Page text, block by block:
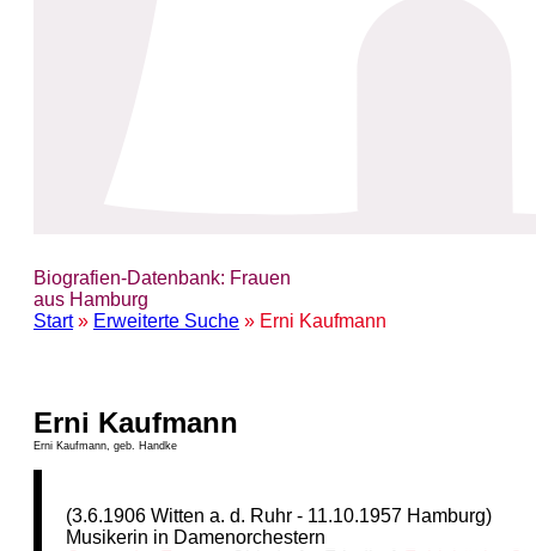
Biografien-Datenbank: Frauen
aus Hamburg
Start» Erweiterte Suche » Erni Kaufmann
Erni Kaufmann
Erni Kaufmann, geb. Handke
(3.6.1906 Witten a. d. Ruhr - 11.10.1957 Hamburg)
Musikerin in Damenorchestern